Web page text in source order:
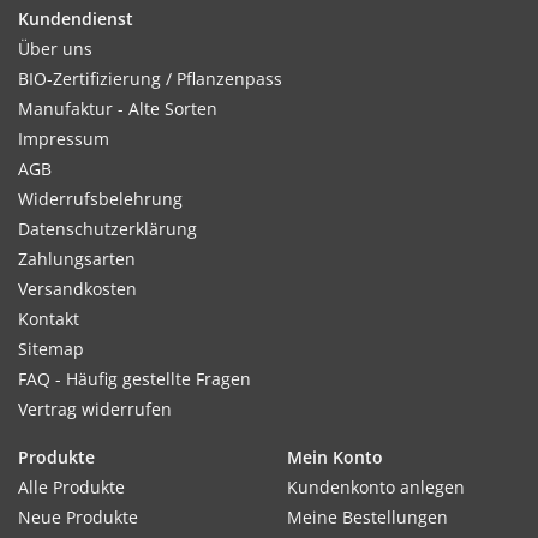
Kultur:
Reihenabstand 30 cm, in der Reihe 30cm. Bei Bedarf nach
dem Auflaufen auf Abstand verziehen, Auspflanzung nicht zu
tief.
Standort:
Möglichst sonnig. Bevorzugt lockere, humusreiche Böden,
schwere Böden sind ungeeignet. Nur sehr vorsichtig düngen,
Salat ist sehr salzempfindlich.
Ernte / Blüte:
Ernte sobald sich ein fester Kopf entwickelt hat.
Kundendienst
Über uns
BIO-Zertifizierung / Pflanzenpass
Manufaktur - Alte Sorten
Impressum
AGB
Widerrufsbelehrung
Datenschutzerklärung
Zahlungsarten
Versandkosten
Kontakt
Sitemap
FAQ - Häufig gestellte Fragen
Vertrag widerrufen
Produkte
Alle Produkte
Neue Produkte
Mein Konto
Kundenkonto anlegen
Meine Bestellungen